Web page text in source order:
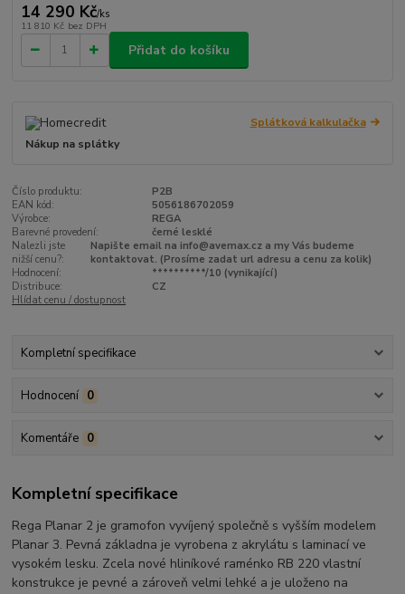
14 290 Kč/ks
11 810 Kč bez DPH
Přidat do košíku
Splátková kalkulačka
Nákup na splátky
Číslo produktu:
P2B
EAN kód:
5056186702059
Výrobce:
REGA
Barevné provedení:
černé lesklé
Nalezli jste
nižší cenu?:
Napište email na info@avemax.cz a my Vás budeme
kontaktovat. (Prosíme zadat url adresu a cenu za kolik)
Hodnocení:
**********/10 (vynikající)
Distribuce:
CZ
Hlídat cenu / dostupnost
Kompletní specifikace
Hodnocení 0
Komentáře 0
Kompletní specifikace
Rega Planar 2 je gramofon vyvíjený společně s vyšším modelem
Planar 3. Pevná základna je vyrobena z akrylátu s laminací ve
vysokém lesku. Zcela nové hliníkové raménko RB 220 vlastní
konstrukce je pevné a zároveň velmi lehké a je uloženo na